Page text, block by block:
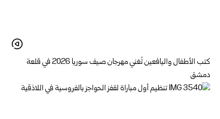
كتب الأطفال واليافعين تُغني مهرجان صيف سوريا 2026 في قلعة
دمشق